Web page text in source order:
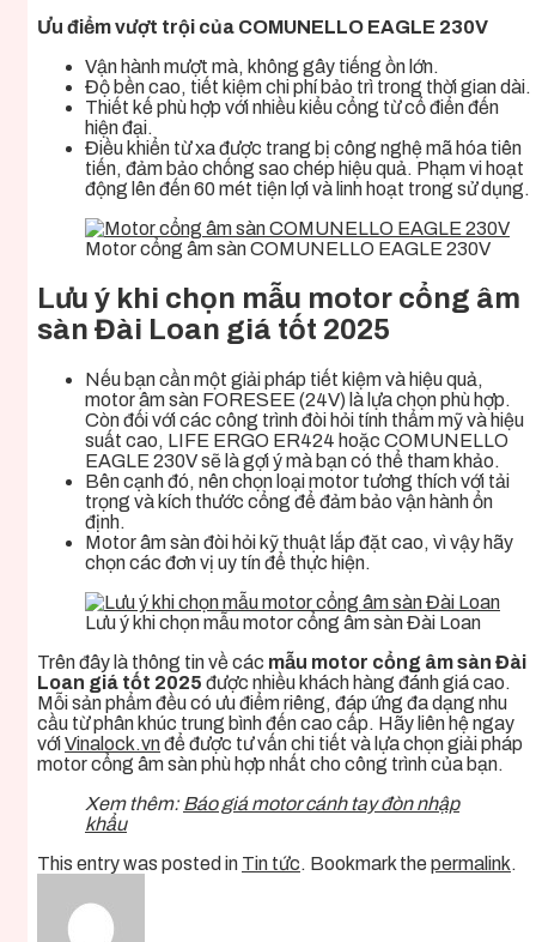
Ưu điểm vượt trội của COMUNELLO EAGLE 230V
Vận hành mượt mà, không gây tiếng ồn lớn.
Độ bền cao, tiết kiệm chi phí bảo trì trong thời gian dài.
Thiết kế phù hợp với nhiều kiểu cổng từ cổ điển đến
hiện đại.
Điều khiển từ xa được trang bị công nghệ mã hóa tiên
tiến, đảm bảo chống sao chép hiệu quả. Phạm vi hoạt
động lên đến 60 mét tiện lợi và linh hoạt trong sử dụng.
Motor cổng âm sàn COMUNELLO EAGLE 230V
Lưu ý khi chọn mẫu motor cổng âm
sàn Đài Loan giá tốt 2025
Nếu bạn cần một giải pháp tiết kiệm và hiệu quả,
motor âm sàn FORESEE (24V) là lựa chọn phù hợp.
Còn đối với các công trình đòi hỏi tính thẩm mỹ và hiệu
suất cao, LIFE ERGO ER424 hoặc COMUNELLO
EAGLE 230V sẽ là gợi ý mà bạn có thể tham khảo.
Bên cạnh đó, nên chọn loại motor tương thích với tải
trọng và kích thước cổng để đảm bảo vận hành ổn
định.
Motor âm sàn đòi hỏi kỹ thuật lắp đặt cao, vì vậy hãy
chọn các đơn vị uy tín để thực hiện.
Lưu ý khi chọn mẫu motor cổng âm sàn Đài Loan
Trên đây là thông tin về các mẫu motor cổng âm sàn Đài
Loan giá tốt 2025 được nhiều khách hàng đánh giá cao.
Mỗi sản phẩm đều có ưu điểm riêng, đáp ứng đa dạng nhu
cầu từ phân khúc trung bình đến cao cấp. Hãy liên hệ ngay
vớiVinalock.vnđể được tư vấn chi tiết và lựa chọn giải pháp
motor cổng âm sàn phù hợp nhất cho công trình của bạn.
Xem thêm: Báo giá motor cánh tay đòn nhập
khẩu
This entry was posted in Tin tức. Bookmark thepermalink.